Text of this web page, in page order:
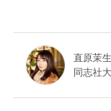
直原茉
同志社